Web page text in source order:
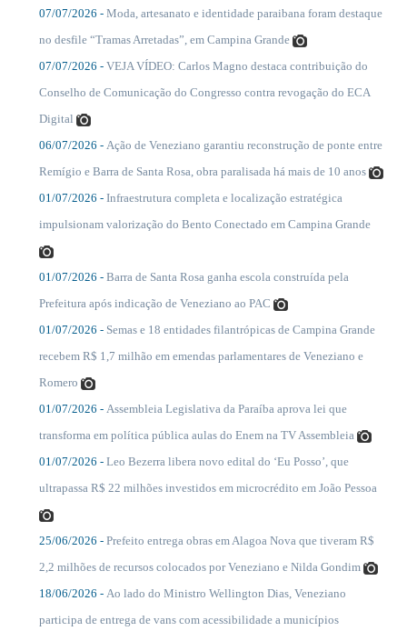
07/07/2026 - Moda, artesanato e identidade paraibana foram destaque
no desfile “Tramas Arretadas”, em Campina Grande
07/07/2026 - VEJA VÍDEO: Carlos Magno destaca contribuição do
Conselho de Comunicação do Congresso contra revogação do ECA
Digital
06/07/2026 - Ação de Veneziano garantiu reconstrução de ponte entre
Remígio e Barra de Santa Rosa, obra paralisada há mais de 10 anos
01/07/2026 - Infraestrutura completa e localização estratégica
impulsionam valorização do Bento Conectado em Campina Grande
01/07/2026 - Barra de Santa Rosa ganha escola construída pela
Prefeitura após indicação de Veneziano ao PAC
01/07/2026 - Semas e 18 entidades filantrópicas de Campina Grande
recebem R$ 1,7 milhão em emendas parlamentares de Veneziano e
Romero
01/07/2026 - Assembleia Legislativa da Paraíba aprova lei que
transforma em política pública aulas do Enem na TV Assembleia
01/07/2026 - Leo Bezerra libera novo edital do ‘Eu Posso’, que
ultrapassa R$ 22 milhões investidos em microcrédito em João Pessoa
25/06/2026 - Prefeito entrega obras em Alagoa Nova que tiveram R$
2,2 milhões de recursos colocados por Veneziano e Nilda Gondim
18/06/2026 - Ao lado do Ministro Wellington Dias, Veneziano
participa de entrega de vans com acessibilidade a municípios